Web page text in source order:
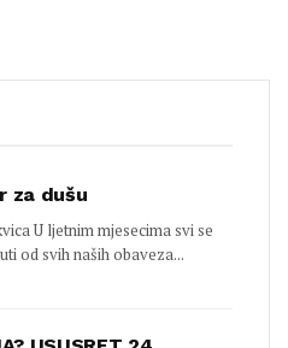
za dušu
U ljetnim mjesecima svi se
od svih naših obaveza...